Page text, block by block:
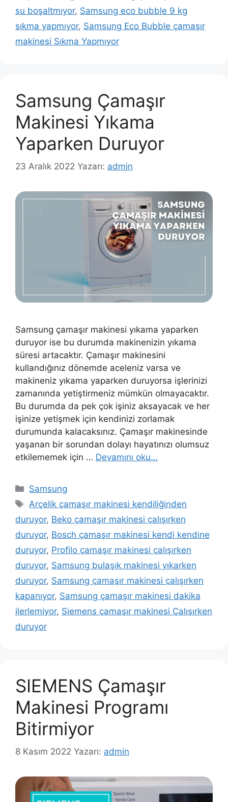
su boşaltmıyor, Samsung eco bubble 9 kg
sıkma yapmıyor, Samsung Eco Bubble çamaşır
makinesi Sıkma Yapmıyor
Samsung Çamaşır
Makinesi Yıkama
Yaparken Duruyor
23 Aralık 2022 Yazarı: admin
Samsung çamaşır makinesi yıkama yaparken
duruyor ise bu durumda makinenizin yıkama
süresi artacaktır. Çamaşır makinesini
kullandığınız dönemde aceleniz varsa ve
makineniz yıkama yaparken duruyorsa işlerinizi
zamanında yetiştirmeniz mümkün olmayacaktır.
Bu durumda da pek çok işiniz aksayacak ve her
işinize yetişmek için kendinizi zorlamak
durumunda kalacaksınız. Çamaşır makinesinde
yaşanan bir sorundan dolayı hayatınızı olumsuz
etkilememek için … Devamını oku…
Kategoriler
Samsung
Etiketler
Arçelik çamaşır makinesi kendiliğinden
duruyor, Beko çamaşır makinesi çalışırken
duruyor, Bosch çamaşır makinesi kendi kendine
duruyor, Profilo çamaşır makinesi çalışırken
duruyor, Samsung bulaşık makinesi yıkarken
duruyor, Samsung çamaşır makinesi çalışırken
kapanıyor, Samsung çamaşır makinesi dakika
ilerlemiyor, Siemens çamaşır makinesi Çalışırken
duruyor
SIEMENS Çamaşır
Makinesi Programı
Bitirmiyor
8 Kasım 2022 Yazarı: admin